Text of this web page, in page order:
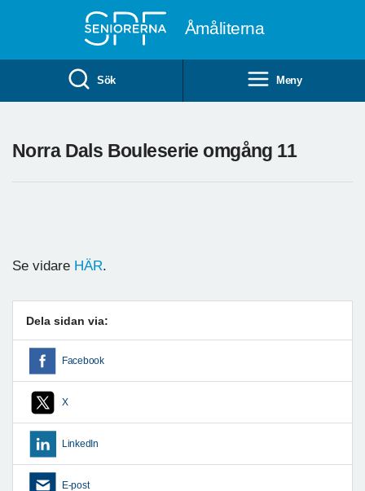
Åmåliterna
Sök Meny
Norra Dals Bouleserie omgång 11
Se vidare HÄR.
Dela sidan via:
Facebook
X
LinkedIn
E-post